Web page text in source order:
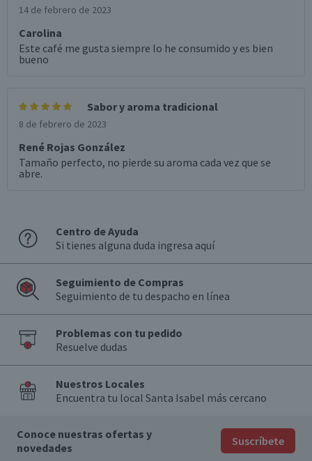
14 de febrero de 2023
Carolina
Este café me gusta siempre lo he consumido y es bien
bueno
Sabor y aroma tradicional
8 de febrero de 2023
René Rojas González
Tamaño perfecto, no pierde su aroma cada vez que se
abre.
Centro de Ayuda
Si tienes alguna duda ingresa aquí
Seguimiento de Compras
Seguimiento de tu despacho en línea
Problemas con tu pedido
Resuelve dudas
Nuestros Locales
Encuentra tu local Santa Isabel más cercano
Conoce nuestras ofertas y
novedades
Suscríbete